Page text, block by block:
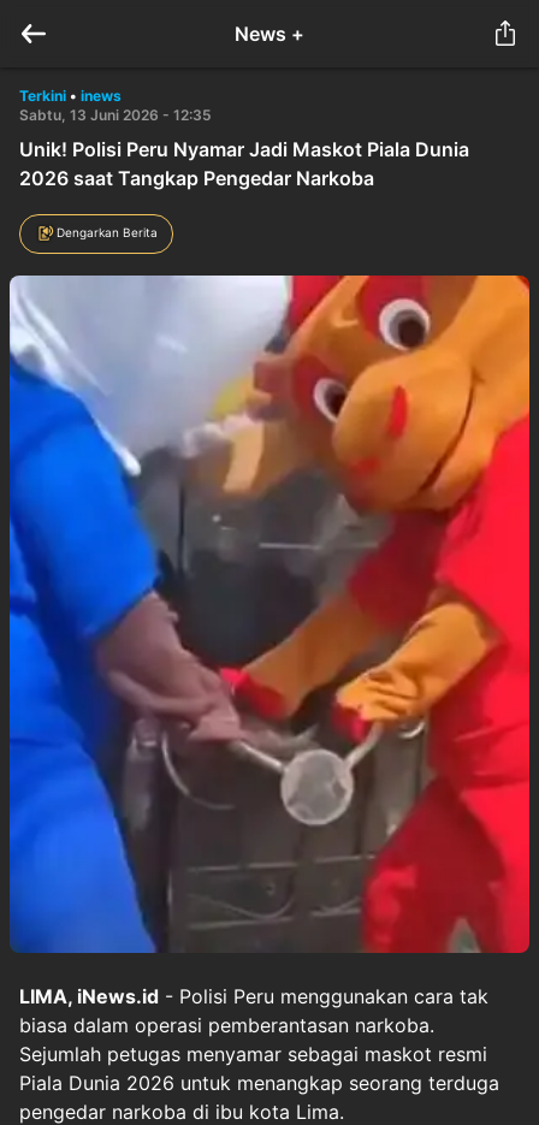
News +
Terkini • inews
Sabtu, 13 Juni 2026 - 12:35
Unik! Polisi Peru Nyamar Jadi Maskot Piala Dunia
2026 saat Tangkap Pengedar Narkoba
Dengarkan Berita
LIMA, iNews.id - Polisi Peru menggunakan cara tak
biasa dalam operasi pemberantasan narkoba.
Sejumlah petugas menyamar sebagai maskot resmi
Piala Dunia 2026 untuk menangkap seorang terduga
pengedar narkoba di ibu kota Lima.